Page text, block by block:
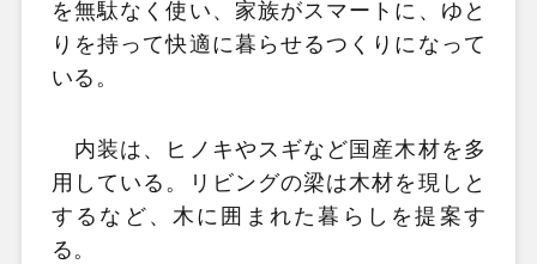
を無駄なく使い、家族がスマートに、ゆと
りを持って快適に暮らせるつくりになって
いる。
内装は、ヒノキやスギなど国産木材を多
用している。リビングの梁は木材を現しと
するなど、木に囲まれた暮らしを提案す
る。